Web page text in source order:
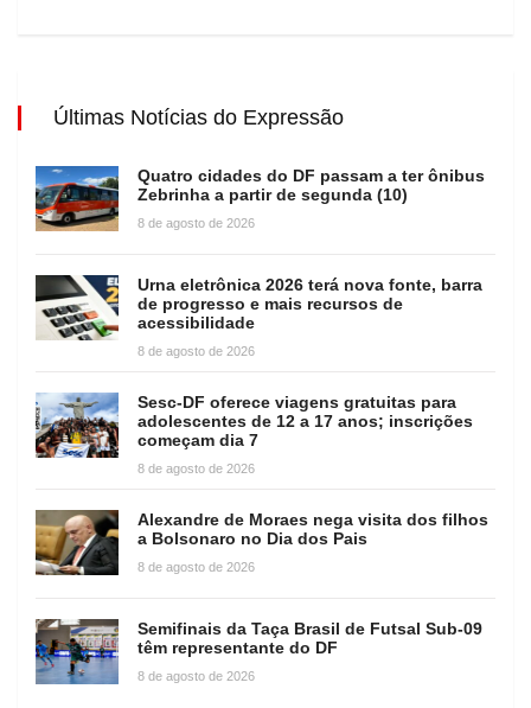
Últimas Notícias do Expressão
Quatro cidades do DF passam a ter ônibus
Zebrinha a partir de segunda (10)
8 de agosto de 2026
Urna eletrônica 2026 terá nova fonte, barra
de progresso e mais recursos de
acessibilidade
8 de agosto de 2026
Sesc-DF oferece viagens gratuitas para
adolescentes de 12 a 17 anos; inscrições
começam dia 7
8 de agosto de 2026
Alexandre de Moraes nega visita dos filhos
a Bolsonaro no Dia dos Pais
8 de agosto de 2026
Semifinais da Taça Brasil de Futsal Sub-09
têm representante do DF
8 de agosto de 2026